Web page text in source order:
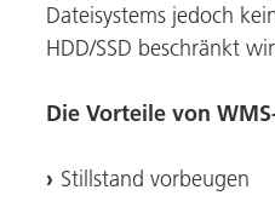
Dateisystems jedoch
HDD/SSD beschränkt
Die Vorteile von
Stillstand vorbeugen